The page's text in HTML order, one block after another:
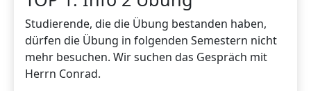
Studierende, die die Übung bestanden haben,
dürfen die Übung in folgenden Semestern nicht
mehr besuchen. Wir suchen das Gespräch mit
Herrn Conrad.